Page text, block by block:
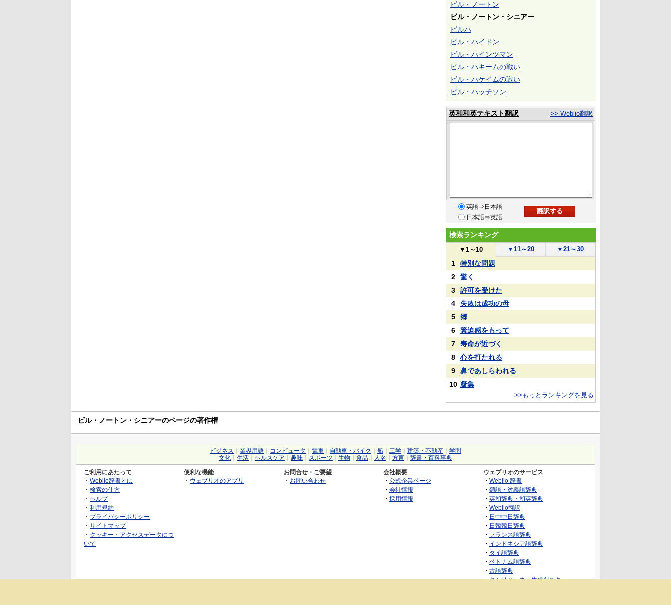
ビル・ノートン
ビル・ノートン・シニアー
ビルハ
ビル・ハイドン
ビル・ハインツマン
ビル・ハキームの戦い
ビル・ハケイムの戦い
ビル・ハッチソン
英和和英テキスト翻訳 >> Weblio翻訳
英語⇒日本語
日本語⇒英語
検索ランキング
▼ 1～10 ▼ 11～20 ▼ 21～30
1
特別な問題
2
驚く
3
許可を受けた
4
失敗は成功の母
5
郷
6
緊迫感をもって
7
寿命が近づく
8
心を打たれる
9
鼻であしらわれる
10 凝集
>>もっとランキングを見る
ビル・ノートン・シニアーのページの著作権
ビジネス 業界用語 コンピュータ 電車 自動車・バイク 船 工学 建築・不動産
学問
文化
生活 ヘルスケア 趣味 スポーツ 生物 食品 人名 方言 辞書・百科事典
ご利用にあたって
・ Weblio辞書とは
・ 検索の仕方
・ ヘルプ
・ 利用規約
・ プライバシーポリシー
・ サイトマップ
・ クッキー・アクセスデータにつ
いて
便利な機能
・ ウェブリオのアプリ
お問合せ・ご要望
・ お問い合わせ
会社概要
・ 公式企業ページ
・ 会社情報
・ 採用情報
ウェブリオのサービス
・ Weblio 辞書
・ 類語・対義語辞典
・ 英和辞典・和英辞典
・ Weblio翻訳
・ 日中中日辞典
・ 日韓韓日辞典
・ フランス語辞典
・ インドネシア語辞典
・ タイ語辞典
・ ベトナム語辞典
・ 古語辞典
・キャリジェネ～生成AIスクー